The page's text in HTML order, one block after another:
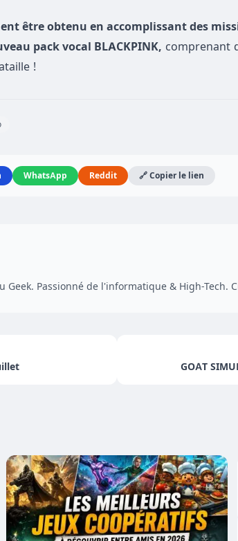
être obtenu en accomplissant des
pack vocal BLACKPINK, comprenant
!
WhatsApp Reddit 🔗 Copier le lien
Geek. Passionné de l'informatique & High-Tech.
GOAT